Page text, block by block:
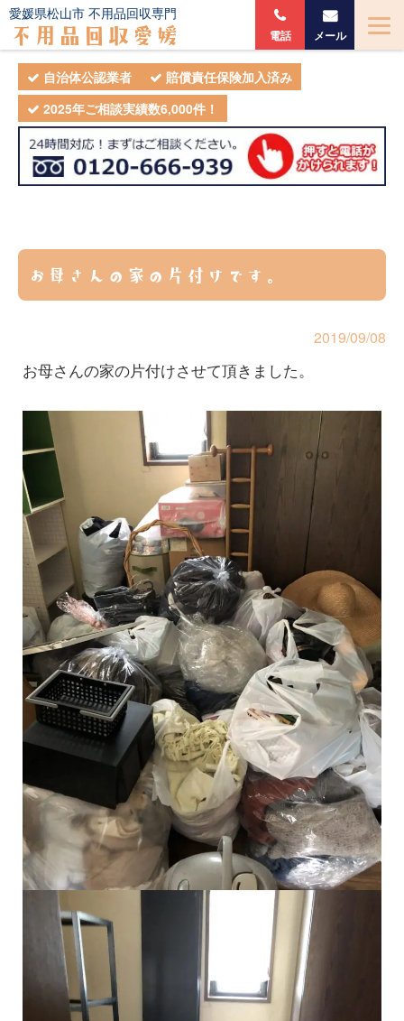
自治体公認業者
賠償責任保険加入済み
2025年ご相談実績数6,000件！
愛媛県松山市 不用品回収専門
不用品回収愛媛 電話 メール
お母さんの家の片付けです。
2019/09/08
お母さんの家の片付けさせて頂きました。